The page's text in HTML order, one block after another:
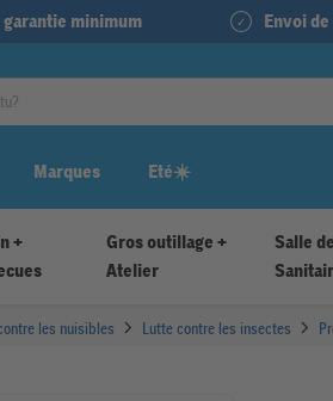
garantie minimum Envoi
+
Gros outillage +
Atelier
Salle
Marques Eté☀️
les nuisibles Lutte contre les insectes